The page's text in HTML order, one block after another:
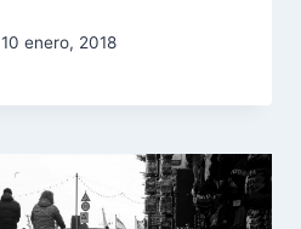
10 enero, 2018